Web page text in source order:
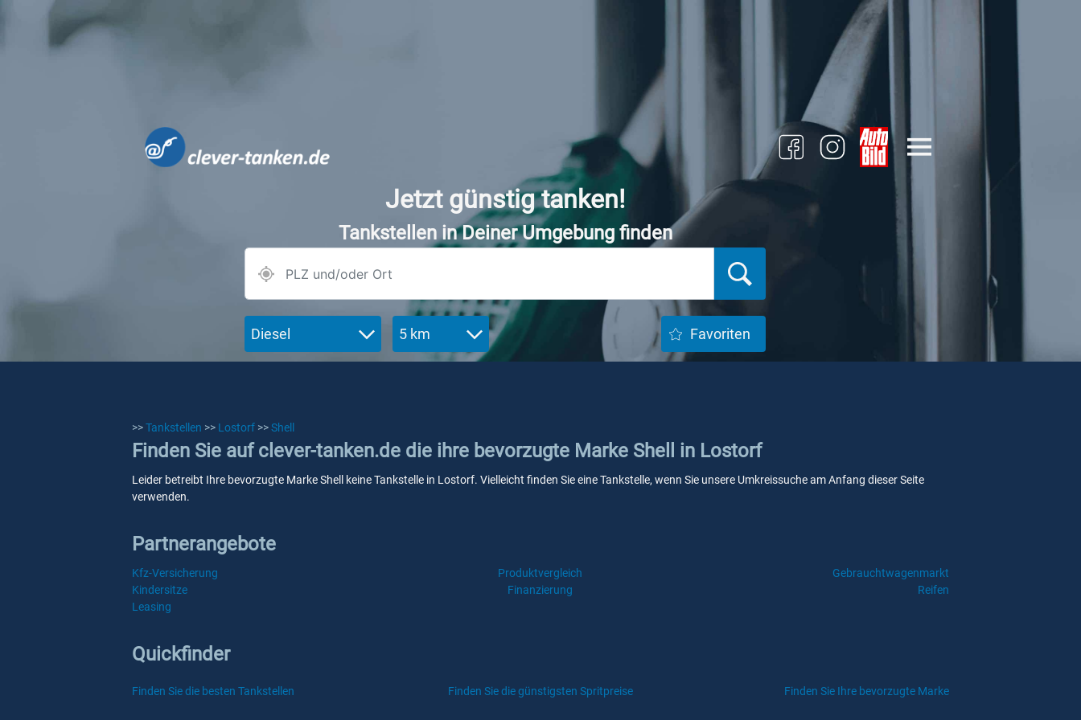
Jetzt günstig tanken!
Tankstellen in Deiner Umgebung finden
Diesel 5 km Favoriten
>>Tankstellen >> Lostorf >>Shell
Finden Sie auf clever-tanken.de die ihre bevorzugte Marke Shell in Lostorf
Leider betreibt Ihre bevorzugte Marke Shell keine Tankstelle in Lostorf. Vielleicht finden Sie eine Tankstelle, wenn Sie unsere Umkreissuche am Anfang dieser Seite
verwenden.
Partnerangebote
Kfz-Versicherung Produktvergleich
Gebrauchtwagenmarkt
Kindersitze
Finanzierung
Reifen
Leasing
Quickfinder
Finden Sie die besten Tankstellen Finden Sie die günstigsten Spritpreise Finden Sie Ihre bevorzugte Marke